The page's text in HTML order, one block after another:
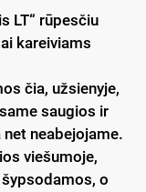
LT“ rūpesčiu
kareiviams
čia, užsienyje,
saugios ir
neabejojame.
viešumoje,
o